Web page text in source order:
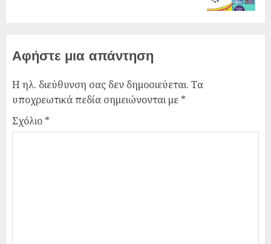
Αφήστε μια απάντηση
Η ηλ. διεύθυνση σας δεν δημοσιεύεται. Τα
υποχρεωτικά πεδία σημειώνονται με *
Σχόλιο *